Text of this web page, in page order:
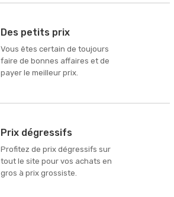
Des petits prix
Vous êtes certain de toujours
faire de bonnes affaires et de
payer le meilleur prix.
Prix dégressifs
Profitez de prix dégressifs sur
tout le site pour vos achats en
gros à prix grossiste.